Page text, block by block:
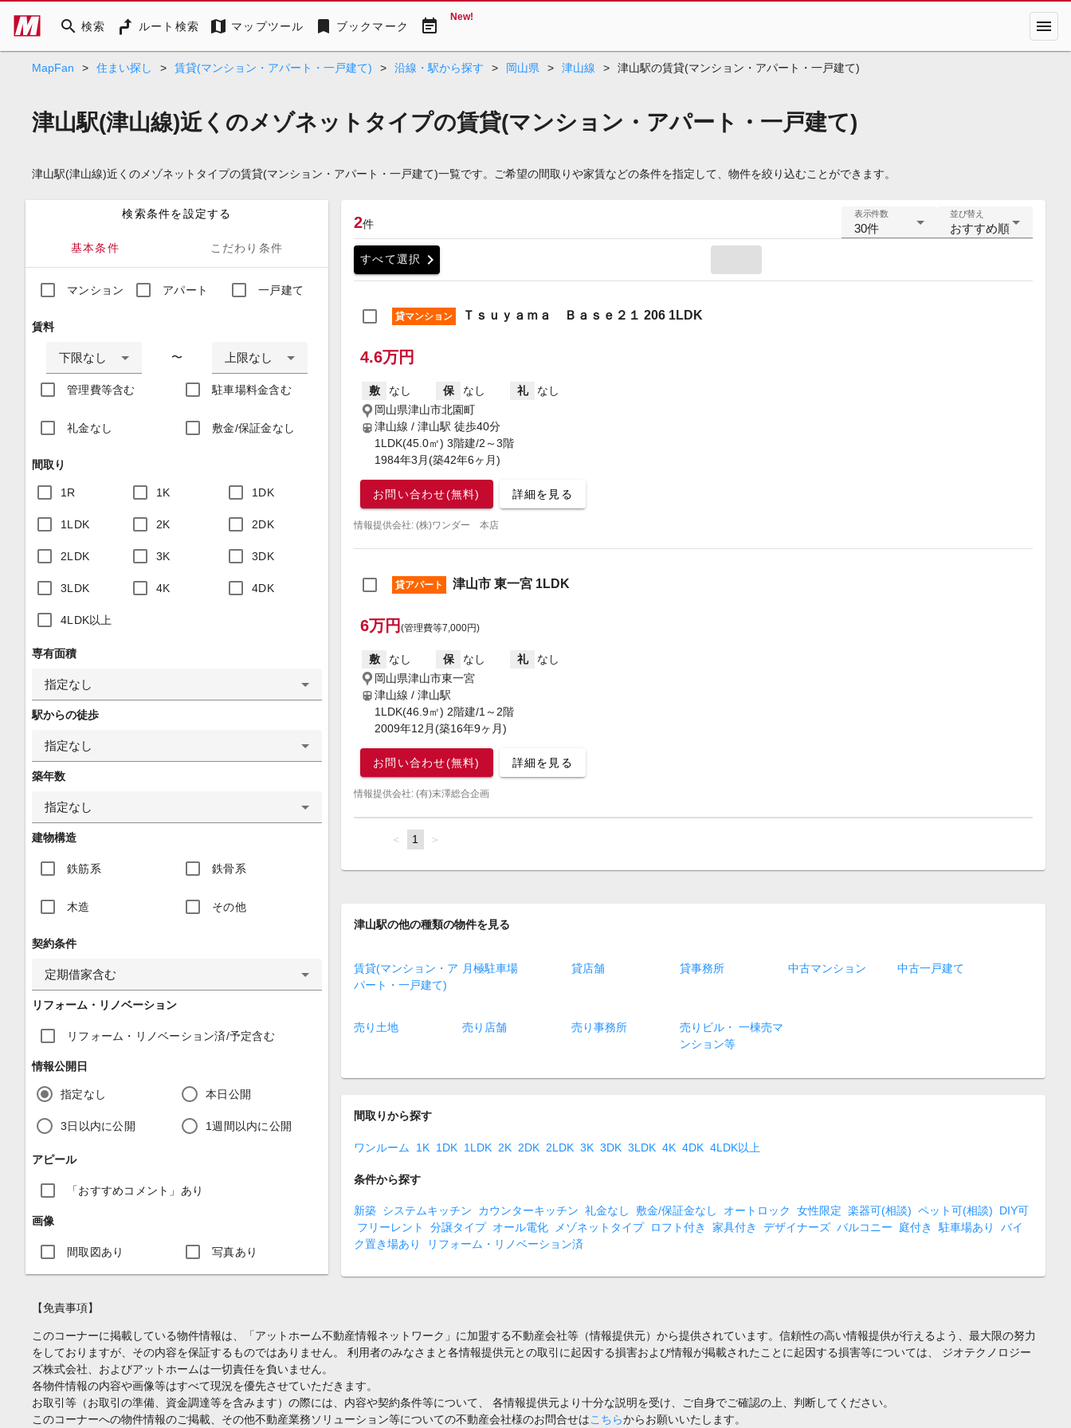
search 検索 ルート検索 map マップツール bookmark ブックマーク event_note New! menu
MapFan > 住まい探し > 賃貸(マンション・アパート・一戸建て) > 沿線・駅から探す > 岡山県 > 津山線 > 津山駅の賃貸(マンション・アパート・一戸建て)
津山駅(津山線)近くのメゾネットタイプの賃貸(マンション・アパート・一戸建て)
津山駅(津山線)近くのメゾネットタイプの賃貸(マンション・アパート・一戸建て)一覧です。ご希望の間取りや家賃などの条件を指定して、物件を絞り込むことができます。
検索条件を設定する
基本条件 こだわり条件
マンション アパート 一戸建て
賃料
下限なし 〜 上限なし
管理費等含む 駐車場料金含む
礼金なし 敷金/保証金なし
間取り
1R 1K 1DK
1LDK 2K 2DK
2LDK 3K 3DK
3LDK 4K 4DK
4LDK以上
専有面積
指定なし
駅からの徒歩
指定なし
築年数
指定なし
建物構造
鉄筋系 鉄骨系
木造 その他
契約条件
定期借家含む
リフォーム・リノベーション
リフォーム・リノベーション済/予定含む
情報公開日
指定なし 本日公開
3日以内に公開 1週間以内に公開
アピール
「おすすめコメント」あり
画像
間取図あり 写真あり
2件
表示件数
30件
並び替え
おすすめ順
すべて選択 chevron_right
貸マンション Ｔｓｕｙａｍａ Ｂａｓｅ２１ 206 1LDK
4.6万円
敷 なし 保 なし 礼
なし
岡山県津山市北園町
津山線 / 津山駅 徒歩40分
1LDK(45.0㎡) 3階建/2～3階
1984年3月(築42年6ヶ月)
お問い合わせ(無料) 詳細を見る
情報提供会社: (株)ワンダー 本店
貸アパート 津山市 東一宮 1LDK
6万円 (管理費等7,000円)
敷 なし 保 なし 礼
なし
岡山県津山市東一宮
津山線 / 津山駅
1LDK(46.9㎡) 2階建/1～2階
2009年12月(築16年9ヶ月)
お問い合わせ(無料) 詳細を見る
情報提供会社: (有)末澤総合企画
page
You're
page
1 page
津山駅の他の種類の物件を見る
賃貸(マンション・ア
パート・一戸建て)
月極駐車場 貸店舗 貸事務所 中古マンション 中古一戸建て
売り土地 売り店舗 売り事務所
売りビル・ 一棟売マ
ンション等
間取りから探す
ワンルーム 1K 1DK 1LDK 2K 2DK 2LDK 3K 3DK 3LDK 4K 4DK 4LDK以上
条件から探す
新築 システムキッチン カウンターキッチン 礼金なし 敷金/保証金なし オートロック 女性限定 楽器可(相談) ペット可(相談)
DIY可
フリーレント
分譲タイプ オール電化 メゾネットタイプ ロフト付き 家具付き デザイナーズ バルコニー 庭付き 駐車場あり
バイ
ク置き場あり
リフォーム・リノベーション済
【免責事項】
このコーナーに掲載している物件情報は、「アットホーム不動産情報ネットワーク」に加盟する不動産会社等（情報提供元）から提供されています。信頼性の高い情報提供が行えるよう、最大限の努力
をしておりますが、その内容を保証するものではありません。 利用者のみなさまと各情報提供元との取引に起因する損害および情報が掲載されたことに起因する損害等については、 ジオテクノロジー
ズ株式会社、およびアットホームは一切責任を負いません。
各物件情報の内容や画像等はすべて現況を優先させていただきます。
お取引等（お取引の準備、資金調達等を含みます）の際には、内容や契約条件等について、 各情報提供元より十分な説明を受け、ご自身でご確認の上、判断してください。
このコーナーへの物件情報のご掲載、その他不動産業務ソリューション等についての不動産会社様のお問合せはこちらからお願いいたします。